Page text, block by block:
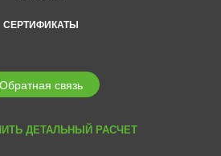
СЕРТИФИКАТЫ
Обратная связь
ДЕТАЛЬНЫЙ РАСЧЕТ